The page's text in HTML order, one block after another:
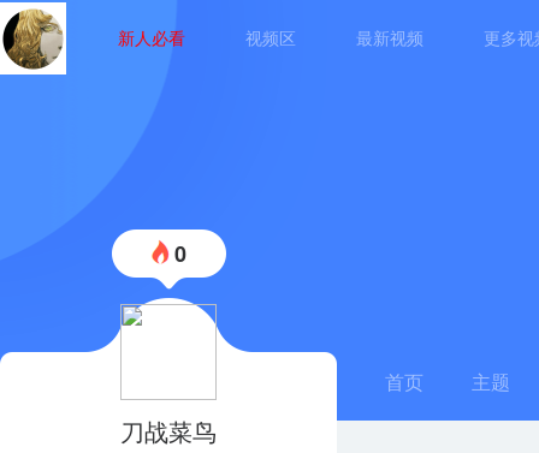
新人必看 视频区 最新视频 更多视
首页 主题
0
刀战菜鸟